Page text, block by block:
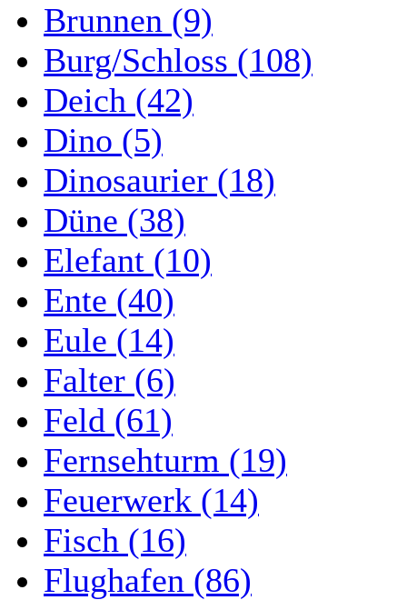
Brunnen (9)
Burg/Schloss (108)
Deich (42)
Dino (5)
Dinosaurier (18)
Düne (38)
Elefant (10)
Ente (40)
Eule (14)
Falter (6)
Feld (61)
Fernsehturm (19)
Feuerwerk (14)
Fisch (16)
Flughafen (86)